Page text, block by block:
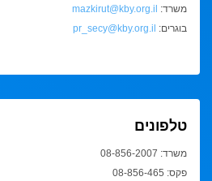
משרד: mazkirut@kby.org.il
בוגרים: pr_secy@kby.org.il
טלפונים
משרד: 08-856-2007
פקס: 08-856-465